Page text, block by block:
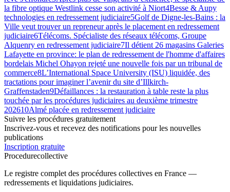
la fibre optique Westlink cesse son activité à Niort4Besse & Aupy
technologies en redressement judiciaire5Golf de Digne-les-Bains : la
Ville veut trouver un repreneur après le placement en redressement
judiciaire6Télécoms. Spécialiste des réseaux télécoms, Groupe
Alquenry en redressement judiciaire7Il détient 26 magasins Galeries
Lafayette en province: le plan de redressement de l'homme d'affaires
bordelais Michel Ohayon rejeté une nouvelle fois par un tribunal de
commerce8L’International Space University (ISU) liquidée, des
tractations pour imaginer l’avenir du site d’Illkirch-
Graffenstaden9Défaillances : la restauration à table reste la plus
touchée par les procédures judiciaires au deuxième trimestre
202610Almé placée en redressement judiciaire
Suivre les procédures gratuitement
Inscrivez-vous et recevez des notifications pour les nouvelles
publications
Inscription gratuite
Procedurecollective
Le registre complet des procédures collectives en France —
redressements et liquidations judiciaires.